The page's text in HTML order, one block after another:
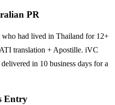
PR
had lived in Thailand for 12+
translation + Apostille. iVC
in 10 business days for a
Entry